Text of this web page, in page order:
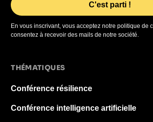
En vous inscrivant, vous acceptez notre politique de
consentez à recevoir des mails de notre société.
THÉMATIQUES
Conférence résilience
Conférence intelligence artificielle